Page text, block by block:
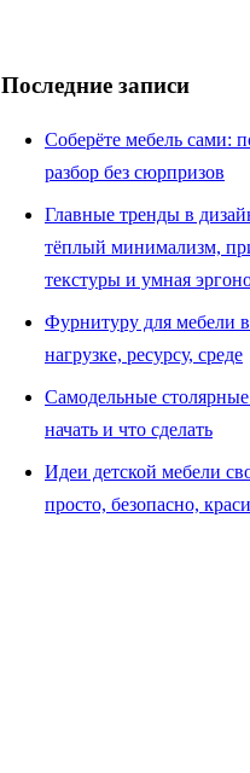
Последние записи
Соберёте мебель сами:
разбор без сюрпризов
Главные тренды в
тёплый минимализм,
текстуры и умная
Фурнитуру для мебели
нагрузке, ресурсу, среде
Самодельные
начать и что сделать
Идеи детской мебели
просто, безопасно,